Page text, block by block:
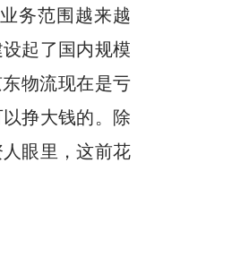
务范围越来越
起了国内规模
物流现在是亏
挣大钱的。除
眼里，这前花